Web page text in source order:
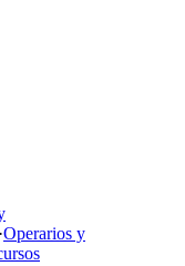
·Operarios y